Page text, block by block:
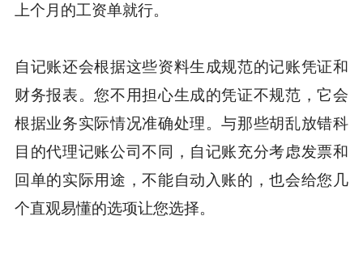
上个月的工资单就行。
自记账还会根据这些资料生成规范的记账凭证和
财务报表。您不用担心生成的凭证不规范，它会
根据业务实际情况准确处理。与那些胡乱放错科
目的代理记账公司不同，自记账充分考虑发票和
回单的实际用途，不能自动入账的，也会给您几
个直观易懂的选项让您选择。